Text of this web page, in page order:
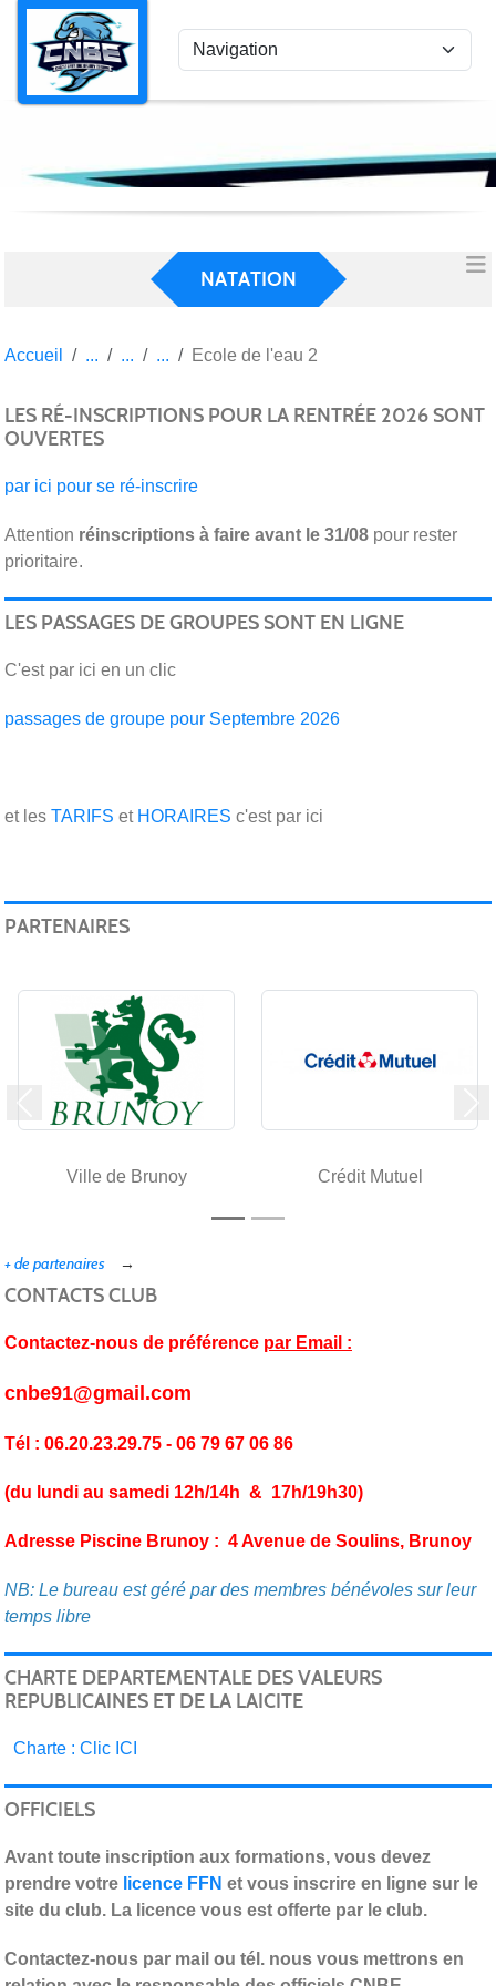
NATATION
Accueil Ecole de l'eau 2
LES RÉ-INSCRIPTIONS POUR LA RENTRÉE 2026 SONT
OUVERTES
par ici pour se ré-inscrire
Attention réinscriptions à faire avant le 31/08 pour rester
prioritaire.
LES PASSAGES DE GROUPES SONT EN LIGNE
C'est par ici en un clic
passages de groupe pour Septembre 2026
et les TARIFS et HORAIRES c'est par ici
PARTENAIRES
Ville de Brunoy Crédit Mutuel
Précedent
+ de partenaires
CONTACTS CLUB
Contactez-nous de préférence par Email :
cnbe91@gmail.com
Tél : 06.20.23.29.75 - 06 79 67 06 86
(du lundi au samedi 12h/14h & 17h/19h30)
Adresse Piscine Brunoy : 4 Avenue de Soulins, Brunoy
NB: Le bureau est géré par des membres bénévoles sur leur
temps libre
CHARTE DEPARTEMENTALE DES VALEURS
REPUBLICAINES ET DE LA LAICITE
Charte : Clic ICI
OFFICIELS
Avant toute inscription aux formations, vous devez
prendre votre licence FFN et vous inscrire en ligne sur le
site du club. La licence vous est offerte par le club.
Contactez-nous par mail ou tél. nous vous mettrons en
Panneau de gestion des cookies